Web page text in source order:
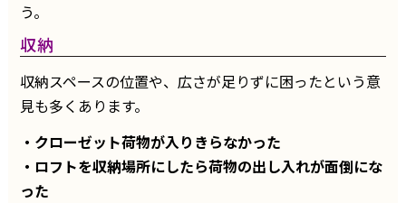
う。
収納
収納スペースの位置や、広さが足りずに困ったという意
見も多くあります。
・クローゼット荷物が入りきらなかった
・ロフトを収納場所にしたら荷物の出し入れが面倒にな
った